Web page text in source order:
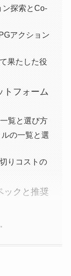
ン探索とCo-
アクション
果たした役
トフォーム
覧と選び方
の一覧と選
りコストの
ックと推奨